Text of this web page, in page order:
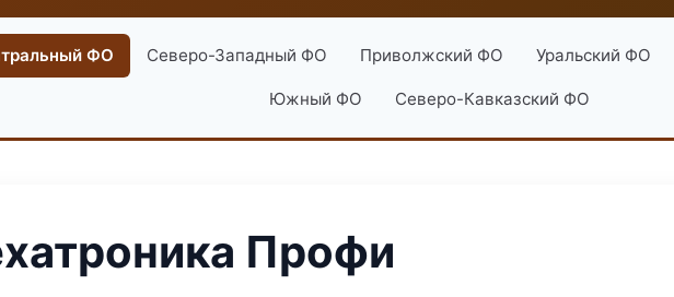
ФО Северо-Западный ФО Приволжский ФО Уральский ФО
Южный ФО Северо-Кавказский ФО
Профи